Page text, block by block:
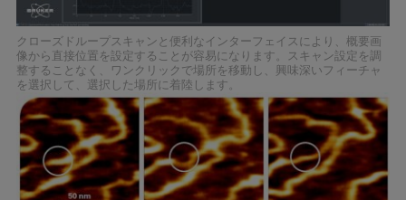
クローズドループスキャンと便利なインターフェイスにより、概要画
像から直接位置を設定することが容易になります。スキャン設定を調
整することなく、ワンクリックで場所を移動し、興味深いフィーチャ
を選択して、選択した場所に着陸します。